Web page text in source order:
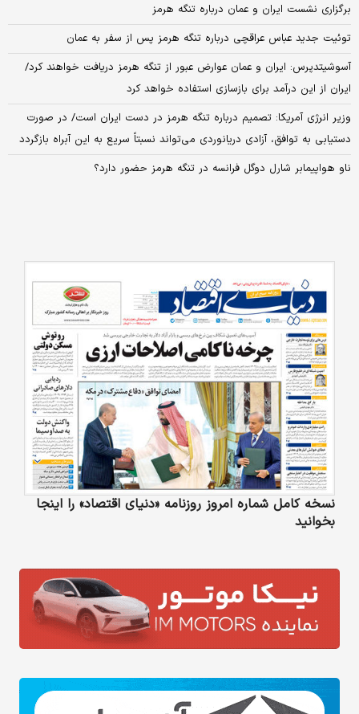
برگزاری نشست ایران و عمان درباره تنگه هرمز
توئیت جدید عباس عراقچی درباره تنگه هرمز پس از سفر به عمان
آسوشیتدپرس: ایران و عمان عوارض عبور از تنگه هرمز دریافت خواهند کرد/
ایران از این درآمد برای بازسازی استفاده خواهد کرد
وزیر انرژی آمریکا: تصمیم درباره تنگه هرمز در دست ایران است/ در صورت
دستیابی به توافق، آزادی دریانوردی می‌تواند نسبتاً سریع به این آبراه بازگردد
ناو هواپیمابر شارل دوگل فرانسه در تنگه هرمز حضور دارد؟
نسخه کامل شماره امروز روزنامه «دنیای‌ اقتصاد» را اینجا
بخوانید